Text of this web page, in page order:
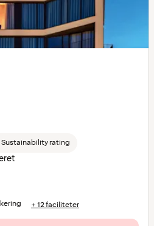
Sustainability rating
+ 12 faciliteter